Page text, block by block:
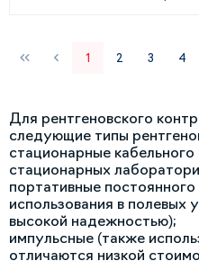
1 2 3 4
Для рентгеновского
следующие типы
стационарные
стационарных
портативные
использования в полевых
высокой надежностью);
импульсные (также
отличаются низкой